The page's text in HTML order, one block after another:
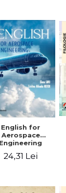
English for
Aerospace
Engineering
24,31 Lei